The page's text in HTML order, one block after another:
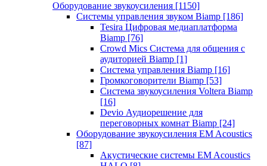
Оборудование звукоусиления [1150]
Системы управления звуком Biamp [186]
Tesira Цифровая медиаплатформа
Biamp [76]
Crowd Mics Система для общения с
аудиторией Biamp [1]
Система управления Biamp [16]
Громкоговорители Biamp [53]
Система звукоусиления Voltera Biamp
[16]
Devio Аудиорешение для
переговорных комнат Biamp [24]
Оборудование звукоусиления EM Acoustics
[87]
Акустические системы EM Acoustics